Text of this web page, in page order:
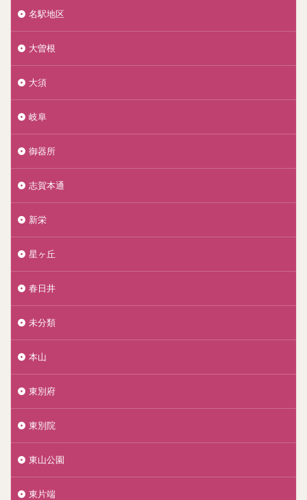
名駅地区
大曽根
大須
岐阜
御器所
志賀本通
新栄
星ヶ丘
春日井
未分類
本山
東別府
東別院
東山公園
東片端